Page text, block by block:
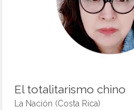
El totalitarismo chino
La Nación (Costa Rica)